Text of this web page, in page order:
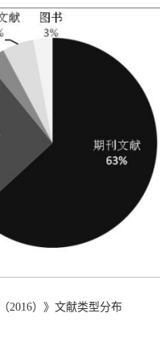
2016）》文献类型分布